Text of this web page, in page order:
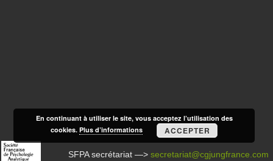
SFPA secrétariat —>secretariat@cgjungfrance.com
En continuant à utiliser le site, vous acceptez l’utilisation des
cookies.Plus d’informations ACCEPTER